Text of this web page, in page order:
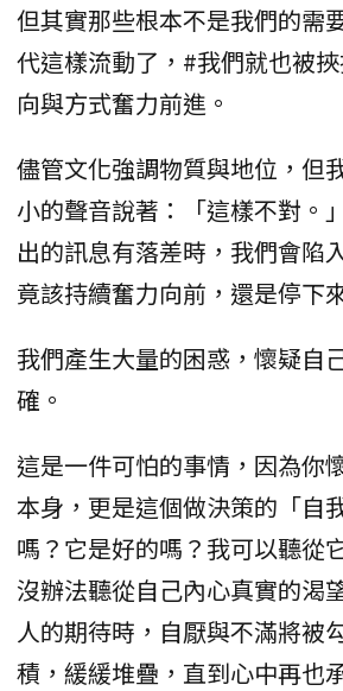
但其實那些根本不是我們的需
代這樣流動了，#我們就也被
向與方式奮力前進。
儘管文化強調物質與地位，但
小的聲音說著：「這樣不對。
出的訊息有落差時，我們會陷
竟該持續奮力向前，還是停下
我們產生大量的困惑，懷疑自
確。
這是一件可怕的事情，因為你
本身，更是這個做決策的「自
嗎？它是好的嗎？我可以聽從
沒辦法聽從自己內心真實的渴
人的期待時，自厭與不滿將被
積，緩緩堆疊，直到心中再也